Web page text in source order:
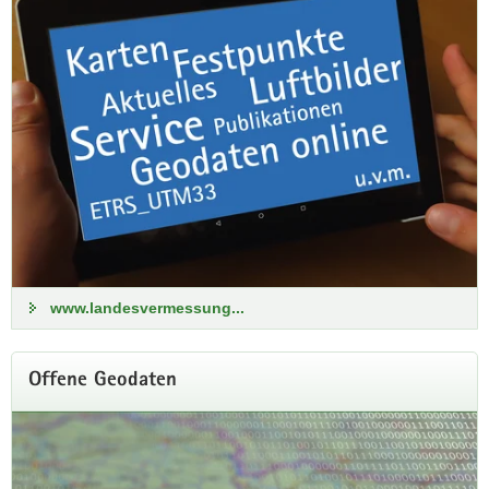
transatlantischen Austausch. Mittendrin: das GeoSN.
Besuch des US-Generalkonsulats Leipzig
www.landesvermessung...
Offene Geodaten